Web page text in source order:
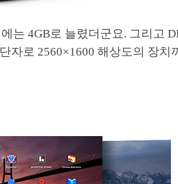
는 4GB로 늘렸더군요. 그리고
자로 2560×1600 해상도의 장치